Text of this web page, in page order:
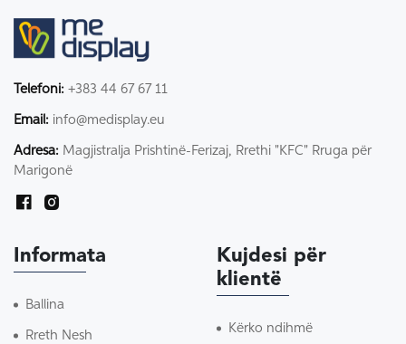
Telefoni: +383 44 67 67 11
Email: info@medisplay.eu
Adresa: Magjistralja Prishtinë-Ferizaj, Rrethi "KFC" Rruga për
Marigonë
Informata
Ballina
Rreth Nesh
Kujdesi për
klientë
Kërko ndihmë